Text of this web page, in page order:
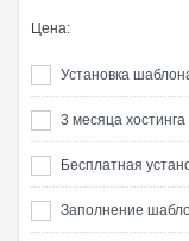
Цена:
Установка
3 месяца
Бесплатная
Заполнение